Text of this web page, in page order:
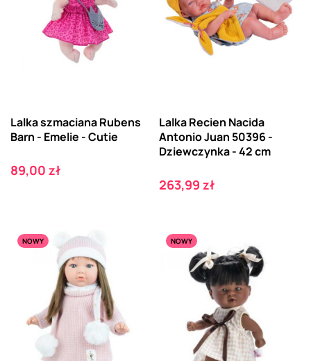
Lalka szmaciana Rubens
Barn - Emelie - Cutie
Cena
89,00 zł
Lalka Recien Nacida
Antonio Juan 50396 -
Dziewczynka - 42 cm
Cena
263,99 zł
NOWY NOWY